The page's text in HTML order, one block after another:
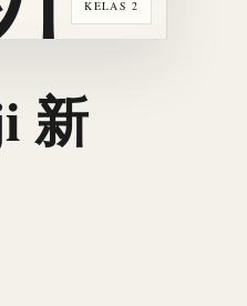
KELAS 2
新